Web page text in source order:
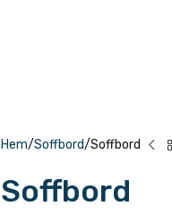
Soffbord
3500,00kr 2000,00